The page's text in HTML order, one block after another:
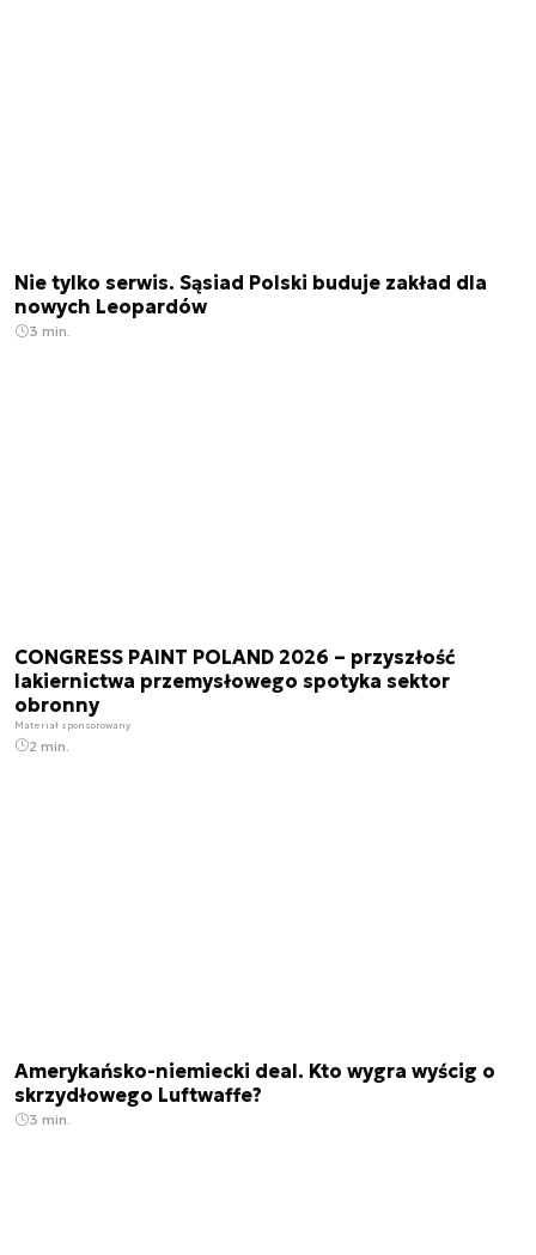
Nie tylko serwis. Sąsiad Polski buduje zakład dla
nowych Leopardów
3 min.
CONGRESS PAINT POLAND 2026 – przyszłość
lakiernictwa przemysłowego spotyka sektor
obronny
Materiał sponsorowany
2 min.
Amerykańsko-niemiecki deal. Kto wygra wyścig o
skrzydłowego Luftwaffe?
3 min.